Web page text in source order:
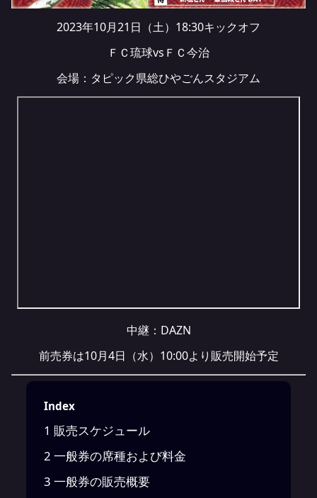
2023年10月21日（土）18:30キックオフ
ＦＣ琉球vsＦＣ今治
会場：タピック県総ひやごんスタジアム
中継： DAZN
前売券は10月4日（水）10:00より販売開始予定
Index
1 販売スケジュール
2 一般券の席種および料金
3 一般券の販売概要